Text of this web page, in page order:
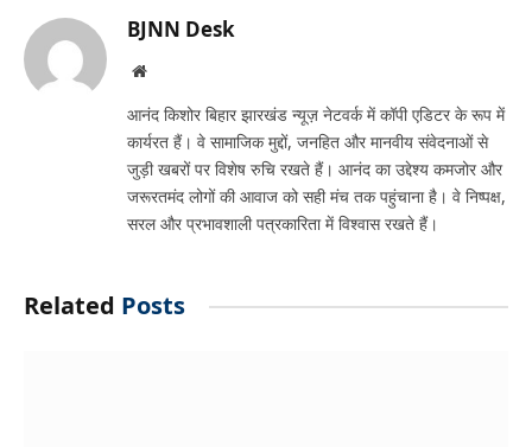
BJNN Desk
Website
आनंद किशोर बिहार झारखंड न्यूज़ नेटवर्क में कॉपी एडिटर के रूप में
कार्यरत हैं। वे सामाजिक मुद्दों, जनहित और मानवीय संवेदनाओं से
जुड़ी खबरों पर विशेष रुचि रखते हैं। आनंद का उद्देश्य कमजोर और
जरूरतमंद लोगों की आवाज को सही मंच तक पहुंचाना है। वे निष्पक्ष,
सरल और प्रभावशाली पत्रकारिता में विश्वास रखते हैं।
Related Posts